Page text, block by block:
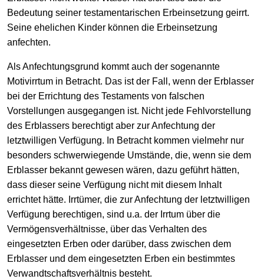
Bedeutung seiner testamentarischen Erbeinsetzung geirrt.
Seine ehelichen Kinder können die Erbeinsetzung
anfechten.
Als Anfechtungsgrund kommt auch der sogenannte
Motivirrtum in Betracht. Das ist der Fall, wenn der Erblasser
bei der Errichtung des Testaments von falschen
Vorstellungen ausgegangen ist. Nicht jede Fehlvorstellung
des Erblassers berechtigt aber zur Anfechtung der
letztwilligen Verfügung. In Betracht kommen vielmehr nur
besonders schwerwiegende Umstände, die, wenn sie dem
Erblasser bekannt gewesen wären, dazu geführt hätten,
dass dieser seine Verfügung nicht mit diesem Inhalt
errichtet hätte. Irrtümer, die zur Anfechtung der letztwilligen
Verfügung berechtigen, sind u.a. der Irrtum über die
Vermögensverhältnisse, über das Verhalten des
eingesetzten Erben oder darüber, dass zwischen dem
Erblasser und dem eingesetzten Erben ein bestimmtes
Verwandtschaftsverhältnis besteht.